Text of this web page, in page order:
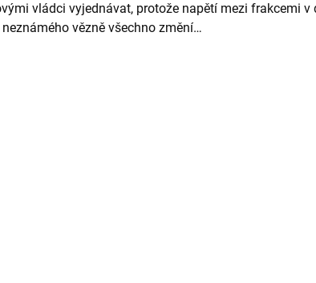
vládci vyjednávat, protože napětí mezi frakcemi v
vězně všechno změní…